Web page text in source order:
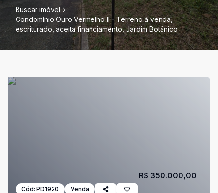
Buscar imóvel
Condomínio Ouro Vermelho II - Terreno à venda,
escriturado, aceita financiamento, Jardim Botânico
Cód: PD1920 Venda
R$ 350.000,00